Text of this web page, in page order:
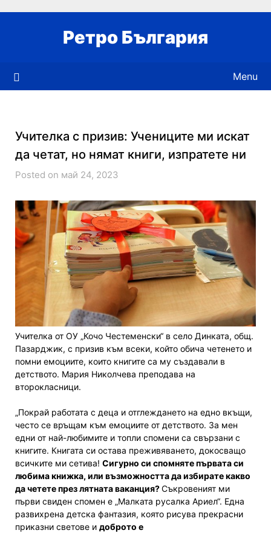
Ретро България
Menu
Учителка с призив: Учениците ми искат
да четат, но нямат книги, изпратете ни
Posted on май 24, 2023
Учителка от ОУ „Кочо Честеменски“ в село Динката, общ.
Пазарджик, с призив към всеки, който обича четенето и
помни емоциите, които книгите са му създавали в
детството. Мария Николчева преподава на
второкласници.
„Покрай работата с деца и отглеждането на едно вкъщи,
често се връщам към емоциите от детството. За мен
едни от най-любимите и топли спомени са свързани с
книгите. Книгата си остава преживяването, докосващо
всичките ми сетива! Сигурно си спомняте първата си
любима книжка, или възможността да избирате какво
да четете през лятната ваканция?Съкровеният ми
първи свиден спомен е „Малката русалка Ариел“. Една
развихрена детска фантазия, която рисува прекрасни
приказни светове и доброто е